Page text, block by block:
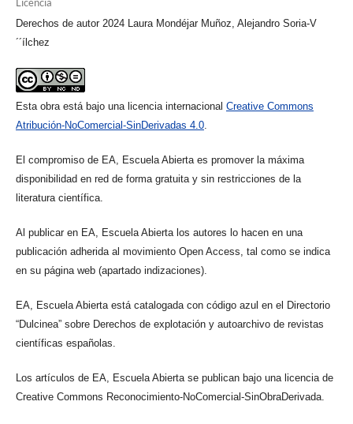
Derechos de autor 2024 Laura Mondéjar Muñoz, Alejandro Soria-V
´´ílchez
Esta obra está bajo una licencia internacional Creative Commons
Atribución-NoComercial-SinDerivadas 4.0.
El compromiso de EA, Escuela Abierta es promover la máxima
disponibilidad en red de forma gratuita y sin restricciones de la
literatura científica.
Al publicar en EA, Escuela Abierta los autores lo hacen en una
publicación adherida al movimiento Open Access, tal como se indica
en su página web (apartado indizaciones).
EA, Escuela Abierta está catalogada con código azul en el Directorio
“Dulcinea” sobre Derechos de explotación y autoarchivo de revistas
científicas españolas.
Los artículos de EA, Escuela Abierta se publican bajo una licencia de
Creative Commons Reconocimiento-NoComercial-SinObraDerivada.